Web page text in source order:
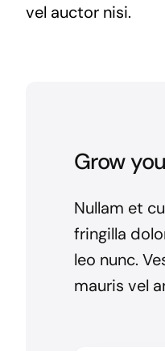
vel auctor nisi.
Grow
Nullam et
fringilla
leo nunc.
mauris vel